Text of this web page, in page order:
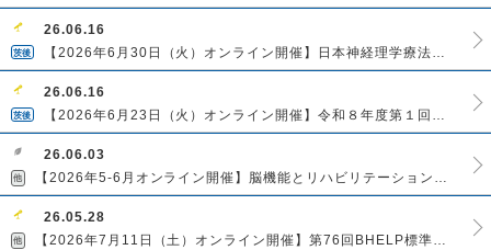
26.06.16
茨後 【2026年6月30日（火）オンライン開催】日本神経理学療法学会茨城地方会主催セミナー
26.06.16
茨後 【2026年6月23日（火）オンライン開催】令和８年度第１回茨城県介護老人保健施設協会 リハビリテーション専門委員会研修会
26.06.03
他 【2026年5-6月オンライン開催】脳機能とリハビリテーション研究会2026年研修会
26.05.28
他 【2026年7月11日（土）オンライン開催】第76回BHELP標準コースwebコース （茨城JRAT開催担当コース）